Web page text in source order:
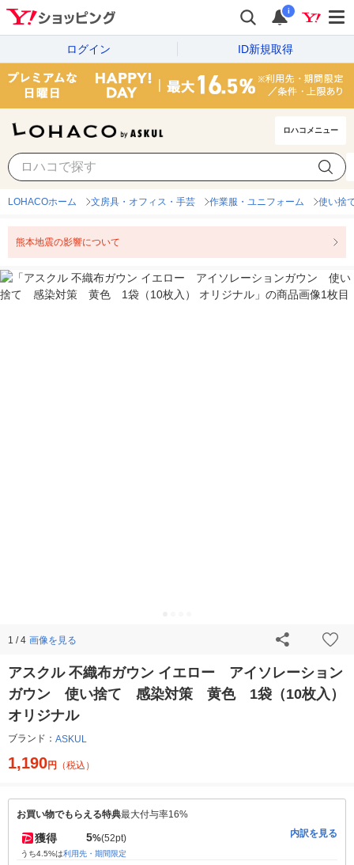
i
ログイン ID新規取得
ロハコメニュー
LOHACOホーム 文房具・オフィス・手芸 作業服・ユニフォーム 使い捨
熊本地震の影響について
1 / 4 画像を見る
アスクル 不織布ガウン イエロー アイソレーション
ガウン 使い捨て 感染対策 黄色 1袋（10枚入）
オリジナル
ブランド： ASKUL
1,190円 （税込）
お買い物でもらえる特典最大付与率16%
獲得 5%(52pt)
うち4.5%は利用先・期間限定
内訳を見る